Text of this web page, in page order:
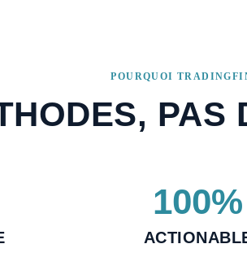
POURQUOI
PAS
100%